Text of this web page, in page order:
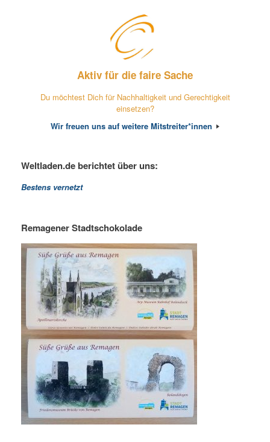
Aktiv für die faire Sache
Du möchtest Dich für Nachhaltigkeit und Gerechtigkeit
einsetzen?
Wir freuen uns auf weitere Mitstreiter*innen
Weltladen.de berichtet über uns:
Bestens vernetzt
Remagener Stadtschokolade